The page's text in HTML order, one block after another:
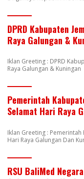
DPRD Kabupaten
Raya Galungan &
Iklan Greeting : DPRD
Raya Galungan & Kuningan
Pemerintah
Selamat Hari Raya
Iklan Greeting :
Hari Raya Galungan Dan
RSU BaliMed